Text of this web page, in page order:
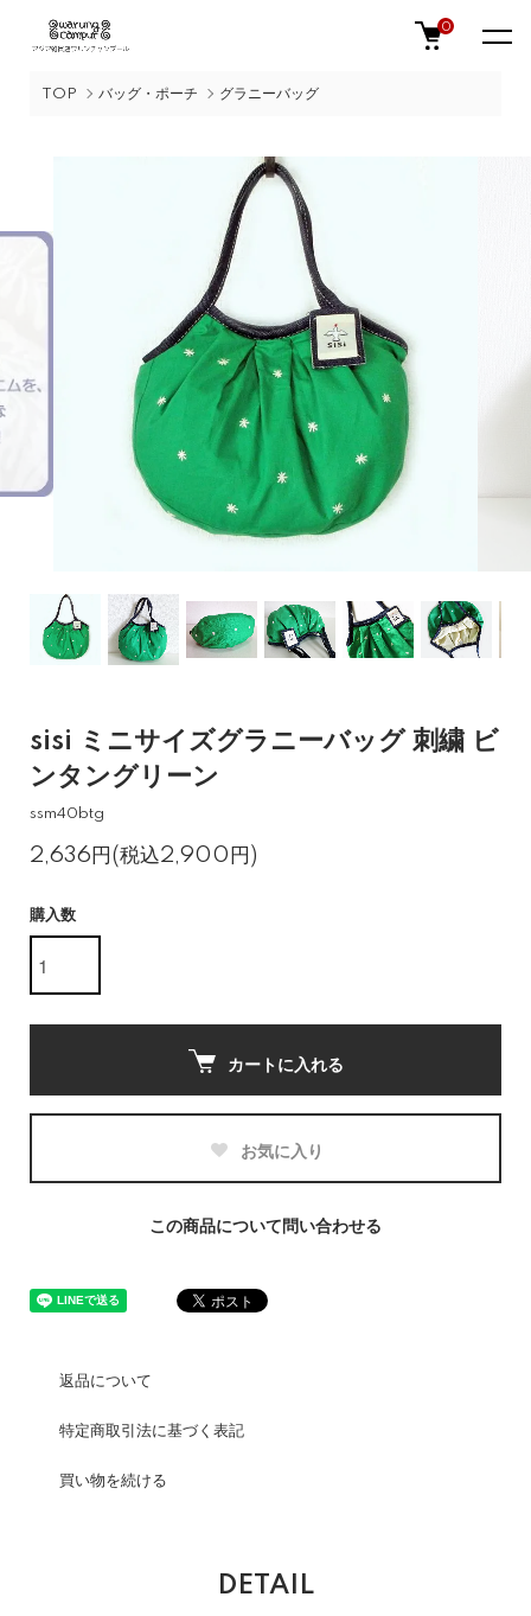
0
TOP バッグ・ポーチ グラニーバッグ
sisi ミニサイズグラニーバッグ 刺繍 ビ
ンタングリーン
ssm40btg
2,636円(税込2,900円)
購入数
カートに入れる
お気に入り
この商品について問い合わせる
返品について
特定商取引法に基づく表記
買い物を続ける
DETAIL